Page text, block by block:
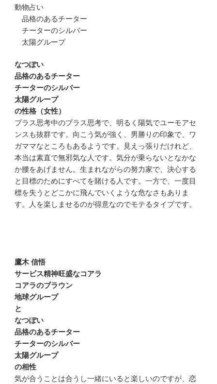
動物占い
品格のあるチーター
チーターのシルバー
太陽グループ
なつぽい
品格のあるチーター
チーターのシルバー
太陽グループ
の性格（女性）
プラス思考中のプラス思考で、明るく陽気でユーモアセ
ンスも抜群です。向こう気が強く、男勝りの印象で、ワ
ガママなところもあるようです。見えっ張りだけれど、
本当は素直で無邪気な人です。気分が乗らないとなかな
か腰をあげません。生まれながらの努力家で、決心する
と目標のためにすべてを賭ける人です。一方で、一度目
標を失うとどこかに飛んでいくような危なさもありま
す。人を楽しませるのが得意なのでモテるタイプです。
鷹木 信悟
サービス精神旺盛なコアラ
コアラのブラウン
地球グループ
と
なつぽい
品格のあるチーター
チーターのシルバー
太陽グループ
の相性
気が合うことは合うし一緒にいると楽しいのですが、恋